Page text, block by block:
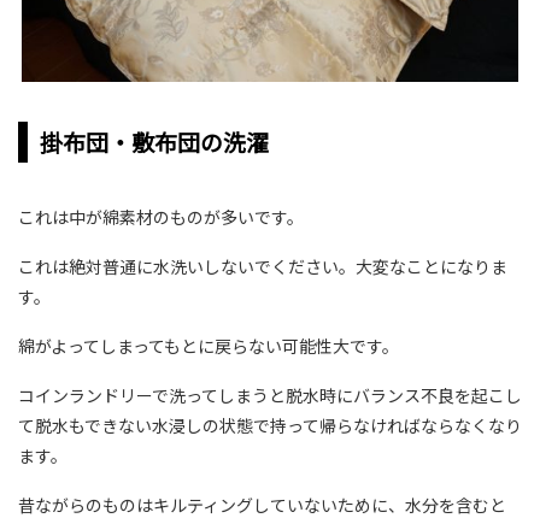
掛布団・敷布団の洗濯
これは中が綿素材のものが多いです。
これは絶対普通に水洗いしないでください。大変なことになりま
す。
綿がよってしまってもとに戻らない可能性大です。
コインランドリーで洗ってしまうと脱水時にバランス不良を起こし
て脱水もできない水浸しの状態で持って帰らなければならなくなり
ます。
昔ながらのものはキルティングしていないために、水分を含むと